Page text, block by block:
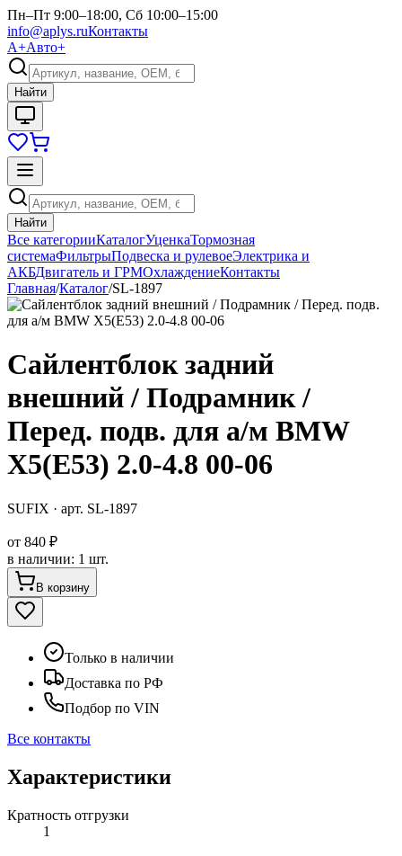
Пн–Пт 9:00–18:00, Сб 10:00–15:00
info@aplys.ruКонтакты
А+Авто+
Найти
Найти
Все категорииКаталогУценкаТормозная
системаФильтрыПодвеска и рулевоеЭлектрика и
АКБДвигатель и ГРМОхлаждениеКонтакты
Главная/Каталог/SL-1897
Сайлентблок задний
внешний / Подрамник /
Перед. подв. для а/м BMW
X5(E53) 2.0-4.8 00-06
SUFIX · арт. SL-1897
от 840 ₽
в наличии: 1 шт.
В корзину
Только в наличии
Доставка по РФ
Подбор по VIN
Все контакты
Характеристики
Кратность отгрузки
1